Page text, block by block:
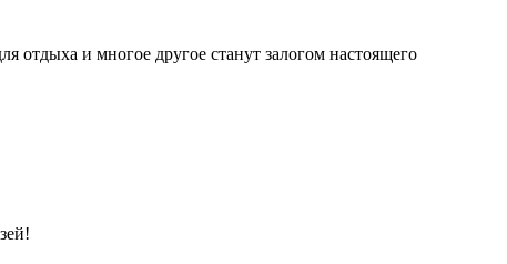
отдыха и многое другое станут залогом настоящего